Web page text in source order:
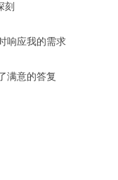
刻
响应我的需求
满意的答复